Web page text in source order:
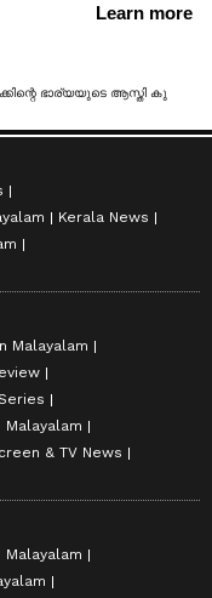
Kerala News
Malayalam
& TV News